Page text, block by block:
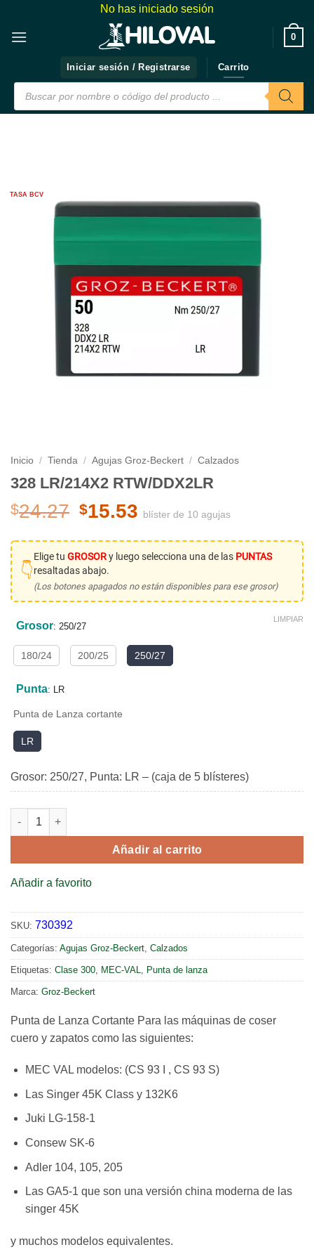
contenido
No has iniciado sesión
0
Iniciar sesión / Registrarse Carrito
Búsqueda
Inicio / Tienda / Agujas Groz-Beckert / Calzados
328 LR/214X2 RTW/DDX2LR
$24.27 El
original
era:
$24.27.
$15.53 El
actual
es:
blíster de 10 agujas
👇
Elige tu GROSORy luego selecciona una de las PUNTAS
resaltadas abajo.
(Los botones apagados no están disponibles para ese grosor)
Grosor: 250/27
180/24 200/25 250/27
Punta: LR
Punta de Lanza cortante
LR
LIMPIAR
Grosor: 250/27, Punta: LR – (caja de 5 blísteres)
328 LR/214X2 RTW/DDX2LR cantidad
Añadir al carrito
Añadir a favorito
SKU: 730392
Categorías: Agujas Groz-Beckert Calzados
Etiquetas: Clase 300 MEC-VAL Punta de lanza
Marca: Groz-Beckert
Punta de Lanza Cortante Para las máquinas de coser
cuero y zapatos como las siguientes:
MEC VAL modelos: (CS 93 I , CS 93 S)
Las Singer 45K Class y 132K6
Juki LG-158-1
Consew SK-6
Adler 104, 105, 205
Las GA5-1 que son una versión china moderna de las
singer 45K
y muchos modelos equivalentes.